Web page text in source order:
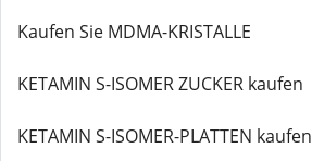
Kaufen Sie MDMA-KRISTALLE
KETAMIN S-ISOMER ZUCKER kaufen
KETAMIN S-ISOMER-PLATTEN kaufen